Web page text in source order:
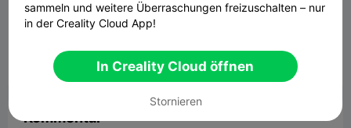
https://www.youtube.com/live/53-6SPxOD2M?
Bericht 2 
Kommentar
sammeln und weitere Überraschungen freizuschalten – nur
in der Creality Cloud App!
In Creality Cloud öffnen
Stornieren